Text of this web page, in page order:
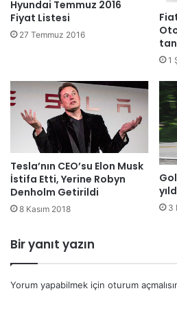
Hyundai Temmuz 2016
Fiyat Listesi
27 Temmuz 2016
1
Tesla’nın CEO’su Elon Musk
İstifa Etti, Yerine Robyn
Denholm Getirildi
8 Kasım 2018 3
Bir yanıt yazın
Yorum yapabilmek için oturum